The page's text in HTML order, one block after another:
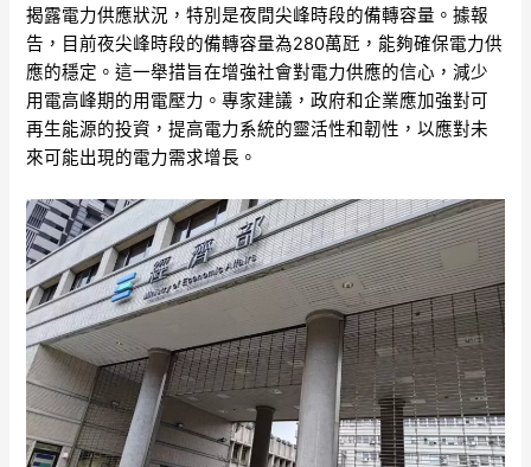
揭露電力供應狀況，特別是夜間尖峰時段的備轉容量。據報
告，目前夜尖峰時段的備轉容量為280萬瓩，能夠確保電力供
應的穩定。這一舉措旨在增強社會對電力供應的信心，減少
用電高峰期的用電壓力。專家建議，政府和企業應加強對可
再生能源的投資，提高電力系統的靈活性和韌性，以應對未
來可能出現的電力需求增長。